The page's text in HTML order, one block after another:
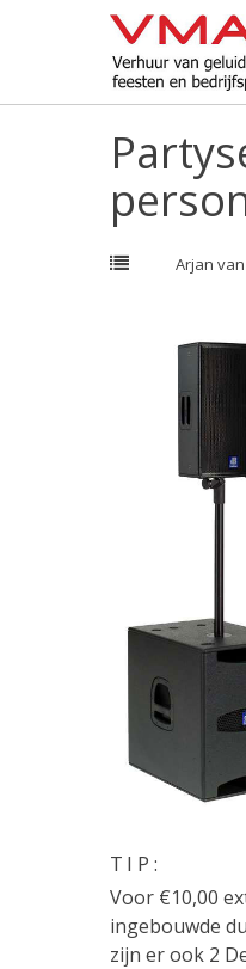
Arjan
TIP:
Voor €10,00
ingebouwde
zijn er ook 2